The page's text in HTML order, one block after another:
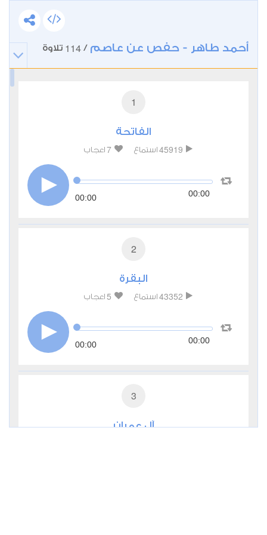
أحمد طاهر - حفص عن عاصم /
114 تلاوة
1
الفاتحة
45919 استماع 7 اعجاب
00:00 00:00
2
البقرة
43352 استماع 5 اعجاب
00:00 00:00
3
آل عمران